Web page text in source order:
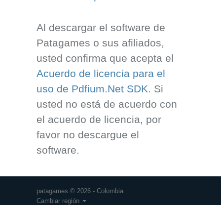
Al descargar el software de
Patagames o sus afiliados,
usted confirma que acepta el
Acuerdo de licencia para el
uso de Pdfium.Net SDK. Si
usted no está de acuerdo con
el acuerdo de licencia, por
favor no descargue el
software.
patagames © 2026 - Colombia
Cambiar región